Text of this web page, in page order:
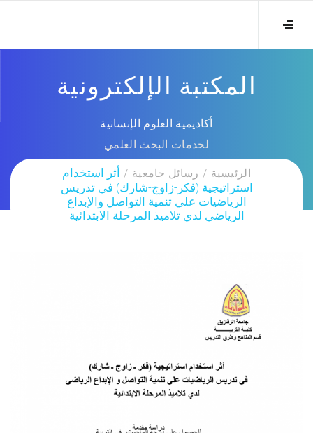
المكتبة الإلكترونية
أكاديمية العلوم الإنسانية
لخدمات البحث العلمي
الرئيسية رسائل جامعية
أثر استخدام
استراتيجية (فكر-زاوج-شارك) في تدريس
الرياضيات علي تنمية التواصل والإبداع
الرياضي لدي تلاميذ المرحلة الابتدائية